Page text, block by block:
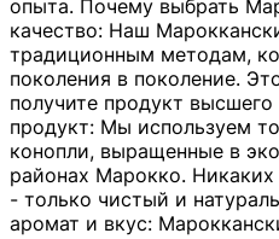
опыта. Почему выбрать
качество: Наш
традиционным методам,
поколения в поколение.
получите продукт
продукт: Мы используем
конопли, выращенные в
районах Марокко.
- только чистый и
аромат и вкус: